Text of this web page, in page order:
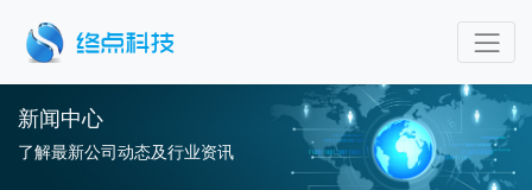
新闻中心
了解最新公司动态及行业资讯